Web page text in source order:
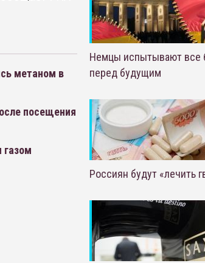
метаном в
посещения
газом
Немцы испытывают все
перед будущим
Россиян будут «лечить